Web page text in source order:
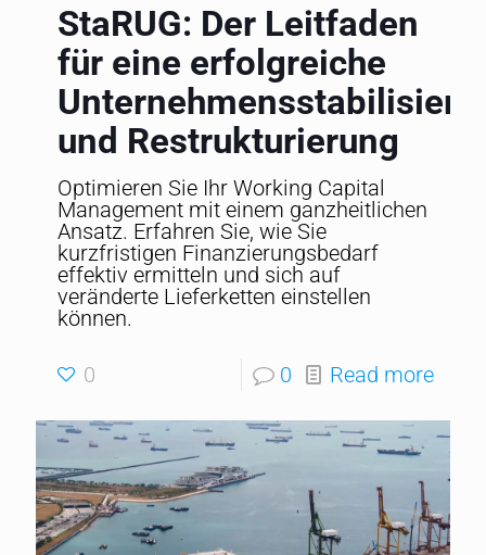
StaRUG: Der Leitfaden
für eine erfolgreiche
und Restrukturierung
Optimieren Sie Ihr Working Capital
Management mit einem ganzheitlichen
Ansatz. Erfahren Sie, wie Sie
kurzfristigen Finanzierungsbedarf
effektiv ermitteln und sich auf
veränderte Lieferketten einstellen
können.
0 0 Read more